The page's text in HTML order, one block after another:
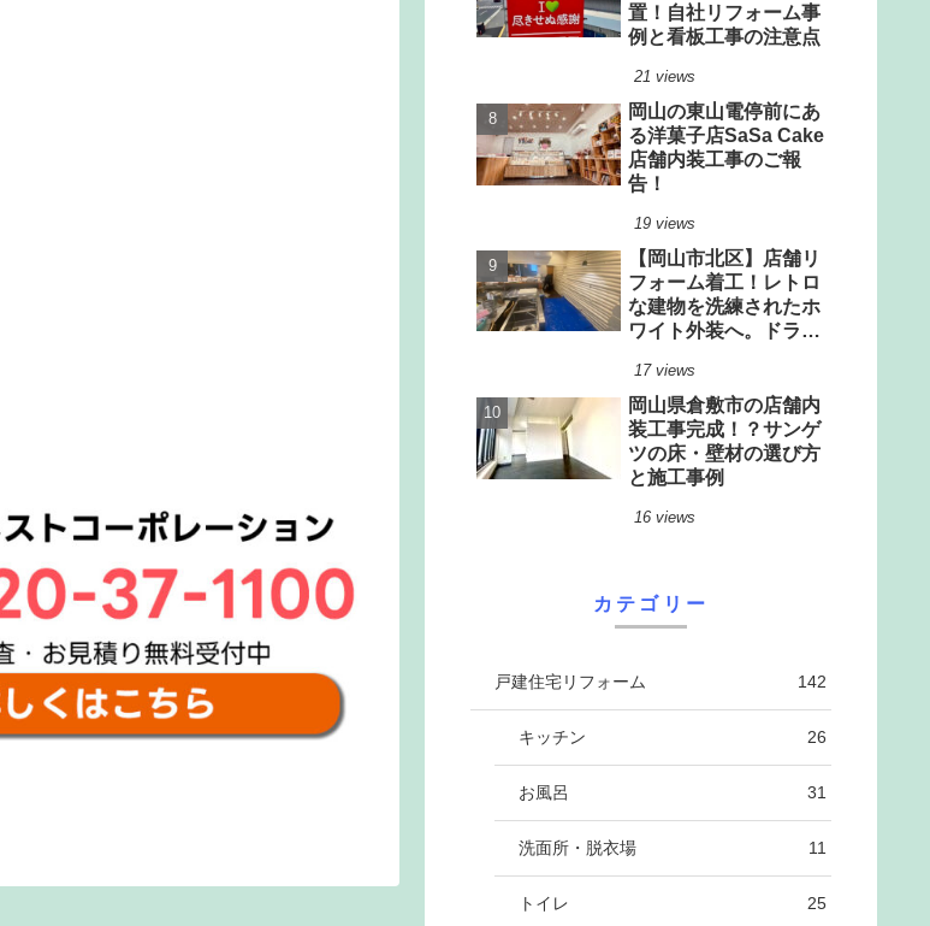
置！自社リフォーム事
例と看板工事の注意点
21 views
岡山の東山電停前にあ
る洋菓子店SaSa Cake
店舗内装工事のご報
告！
19 views
【岡山市北区】店舗リ
フォーム着工！レトロ
な建物を洗練されたホ
ワイト外装へ。ドライ
ベーション
17 views
岡山県倉敷市の店舗内
装工事完成！？サンゲ
ツの床・壁材の選び方
と施工事例
16 views
カテゴリー
戸建住宅リフォーム 142
キッチン 26
お風呂 31
洗面所・脱衣場 11
トイレ 25